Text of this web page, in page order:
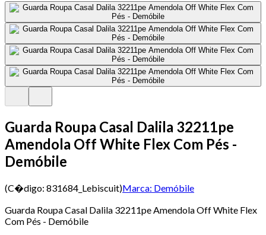
Guarda Roupa Casal Dalila 32211pe
Amendola Off White Flex Com Pés -
Demóbile
(C�digo: 831684_Lebiscuit)Marca: Demóbile
Guarda Roupa Casal Dalila 32211pe Amendola Off White Flex
Com Pés - Demóbile